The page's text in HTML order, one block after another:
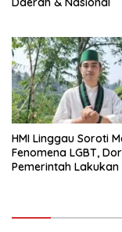
HMI Linggau Soroti
Fenomena LGBT,
Pemerintah